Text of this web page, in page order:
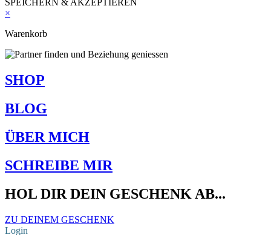
SPEICHERN & AKZEPTIEREN
×
Warenkorb
SHOP
BLOG
ÜBER MICH
SCHREIBE MIR
HOL DIR DEIN GESCHENK AB...
ZU DEINEM GESCHENK
Login